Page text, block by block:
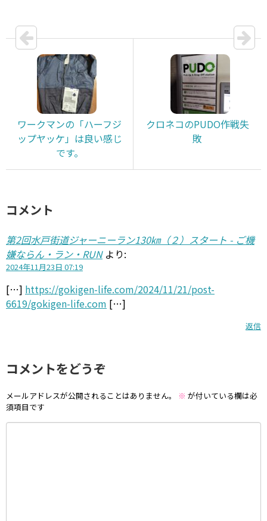
ワークマンの「ハーフジ
ップヤッケ」は良い感じ
です。
クロネコのPUDO作戦失
敗
コメント
第2回水戸街道ジャーニーラン130㎞（２）スタート - ご機
嫌ならん・ラン・RUN より:
2024年11月23日 07:19
[…] https://gokigen-life.com/2024/11/21/post-
6619/gokigen-life.com […]
返信
コメントをどうぞ
メールアドレスが公開されることはありません。 ※ が付いている欄は必
須項目です